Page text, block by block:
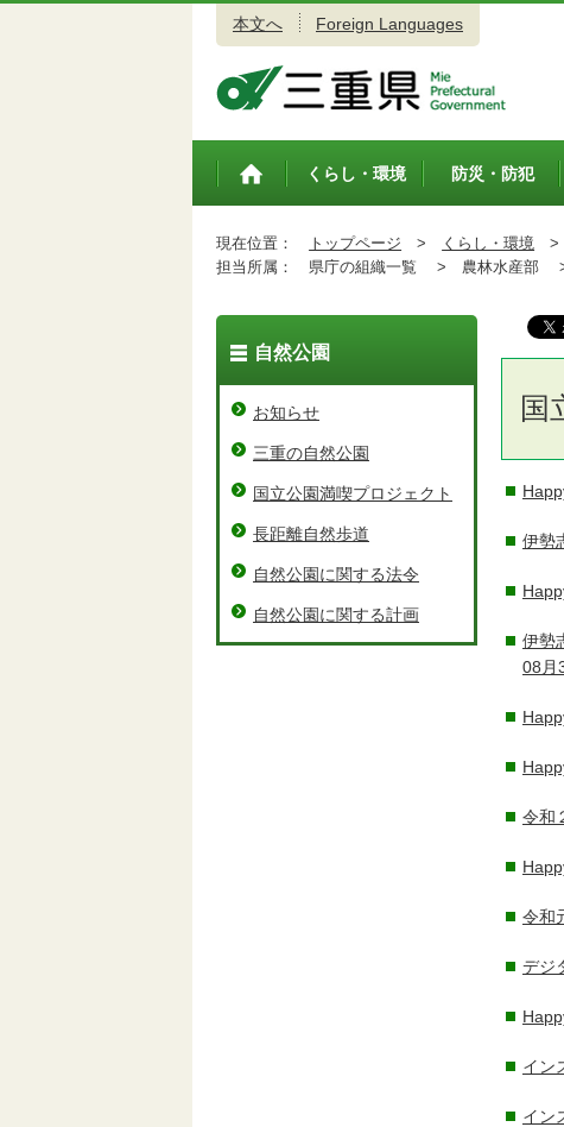
本文へ Foreign Languages
トップペ
くらし・環境 防災・防犯
現在位置： トップページ > くらし・環境 >
担当所属：
県庁の組織一覧 > 農林水産部
国
伊勢
伊勢
08月
令和
令和
デジ
イン
イン
自然公園
お知らせ
三重の自然公園
国立公園満喫プロジェクト
長距離自然歩道
自然公園に関する法令
自然公園に関する計画